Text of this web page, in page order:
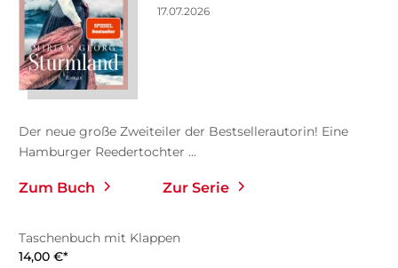
17.07.2026
Der neue große Zweiteiler der Bestsellerautorin! Eine
Hamburger Reedertochter ...
Zum Buch Zur Serie
Taschenbuch mit Klappen
14,00 €*